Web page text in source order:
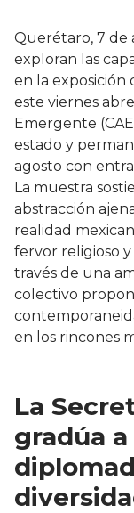
Querétaro, 7 de
exploran las
en la exposición
este viernes
Emergente
estado y
agosto con
La muestra
abstracción
realidad
fervor religioso
través de una
colectivo
en los rincones
La
gradúa a